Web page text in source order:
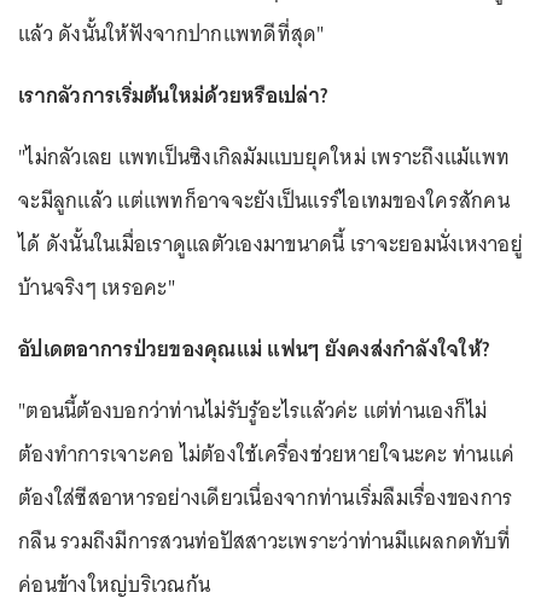
แล้ว ดังนั้นให้ฟังจากปากแพทดีที่สุด"
เรากลัวการเริ่มต้นใหม่ด้วยหรือเปล่า?
"ไม่กลัวเลย แพทเป็นซิงเกิลมัมแบบยุคใหม่ เพราะถึงแม้แพท
จะมีลูกแล้ว แต่แพทก็อาจจะยังเป็นแรร์ไอเทมของใครสักคน
ได้ ดังนั้นในเมื่อเราดูแลตัวเองมาขนาดนี้ เราจะยอมนั่งเหงาอยู่
บ้านจริงๆ เหรอคะ"
อัปเดตอาการป่วยของคุณแม่ แฟนๆ ยังคงส่งกำลังใจให้?
"ตอนนี้ต้องบอกว่าท่านไม่รับรู้อะไรแล้วค่ะ แต่ท่านเองก็ไม่
ต้องทำการเจาะคอ ไม่ต้องใช้เครื่องช่วยหายใจนะคะ ท่านแค่
ต้องใส่ซีสอาหารอย่างเดียวเนื่องจากท่านเริ่มลืมเรื่องของการ
กลืน รวมถึงมีการสวนท่อปัสสาวะเพราะว่าท่านมีแผลกดทับที่
ค่อนข้างใหญ่บริเวณก้น